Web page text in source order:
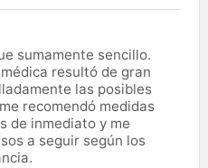
sumamente sencillo.
resultó de gran
las posibles
recomendó medidas
de inmediato y me
a seguir según los